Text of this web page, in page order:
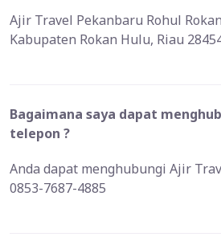
Ajir Travel Pekanbaru Rohul
Kabupaten Rokan Hulu, Riau
Bagaimana saya dapat
telepon ?
Anda dapat menghubungi Ajir
0853-7687-4885